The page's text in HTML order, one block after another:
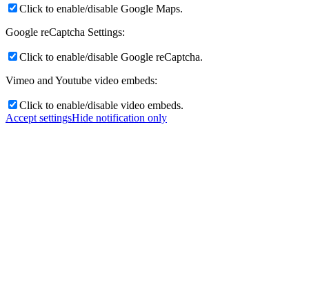
Click to enable/disable Google Maps.
Google reCaptcha Settings:
Click to enable/disable Google reCaptcha.
Vimeo and Youtube video embeds:
Click to enable/disable video embeds.
Accept settingsHide notification only